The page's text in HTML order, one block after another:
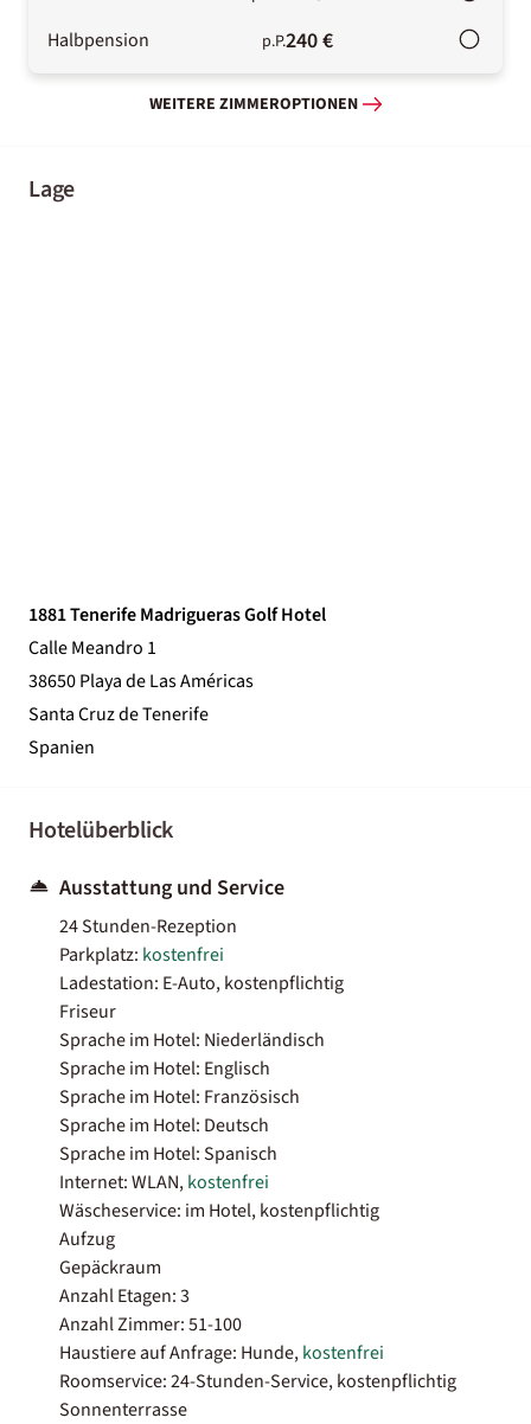
Halbpension p.P.240 €
WEITERE ZIMMEROPTIONEN
Lage
1881 Tenerife Madrigueras Golf Hotel
Calle Meandro 1
38650 Playa de Las Américas
Santa Cruz de Tenerife
Spanien
Hotelüberblick
Ausstattung und Service
24 Stunden-Rezeption
Parkplatz: kostenfrei
Ladestation: E-Auto, kostenpflichtig
Friseur
Sprache im Hotel: Niederländisch
Sprache im Hotel: Englisch
Sprache im Hotel: Französisch
Sprache im Hotel: Deutsch
Sprache im Hotel: Spanisch
Internet: WLAN,kostenfrei
Wäscheservice: im Hotel, kostenpflichtig
Aufzug
Gepäckraum
Anzahl Etagen: 3
Anzahl Zimmer: 51-100
Haustiere auf Anfrage: Hunde,kostenfrei
Roomservice: 24-Stunden-Service, kostenpflichtig
Sonnenterrasse